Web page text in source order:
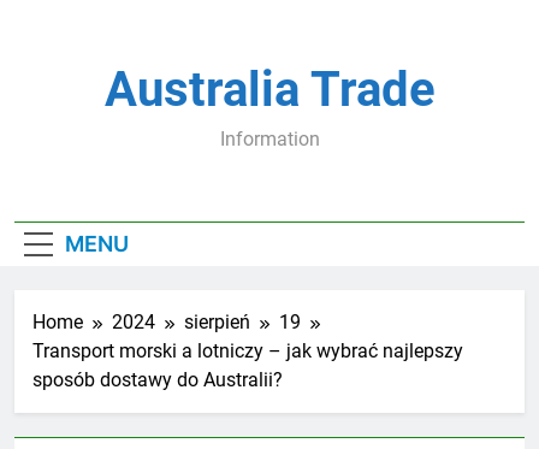
Australia Trade
Information
MENU
Home 2024 sierpień
19
Transport morski a lotniczy – jak wybrać najlepszy
sposób dostawy do Australii?